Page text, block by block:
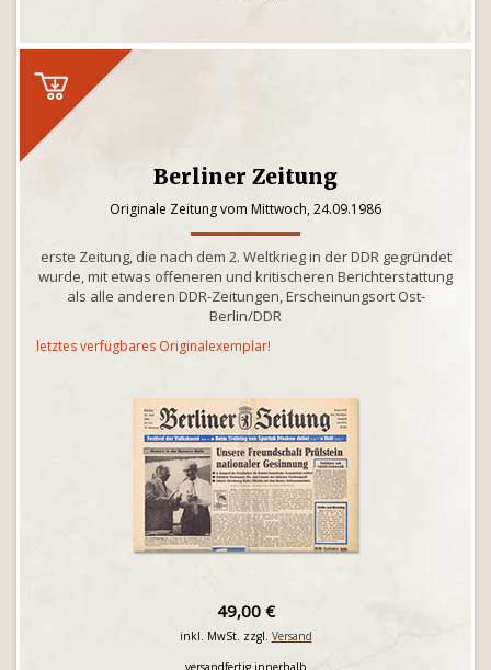
Berliner Zeitung
Originale Zeitung vom Mittwoch, 24.09.1986
erste Zeitung, die nach dem 2. Weltkrieg in der DDR gegründet
wurde, mit etwas offeneren und kritischeren Berichterstattung
als alle anderen DDR-Zeitungen, Erscheinungsort Ost-
Berlin/DDR
letztes verfügbares Originalexemplar!
49,00 €
inkl. MwSt. zzgl. Versand
versandfertig innerhalb